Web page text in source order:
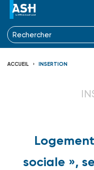
ACCUEIL INSERTION
sociale »,